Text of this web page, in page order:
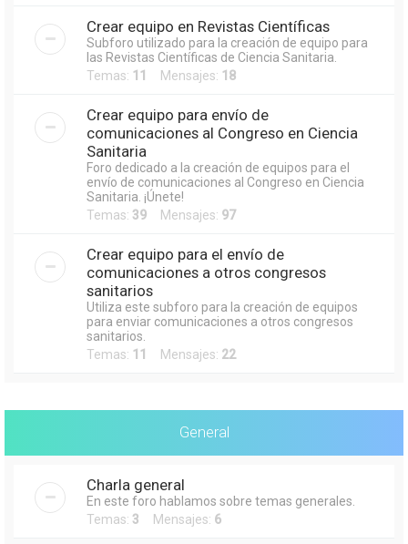
Crear equipo en Revistas Científicas
Subforo utilizado para la creación de equipo para
las Revistas Científicas de Ciencia Sanitaria.
Temas: 11 Mensajes: 18
Crear equipo para envío de
comunicaciones al Congreso en Ciencia
Sanitaria
Foro dedicado a la creación de equipos para el
envío de comunicaciones al Congreso en Ciencia
Sanitaria. ¡Únete!
Temas: 39 Mensajes: 97
Crear equipo para el envío de
comunicaciones a otros congresos
sanitarios
Utiliza este subforo para la creación de equipos
para enviar comunicaciones a otros congresos
sanitarios.
Temas: 11 Mensajes: 22
General
Charla general
En este foro hablamos sobre temas generales.
Temas: 3 Mensajes: 6